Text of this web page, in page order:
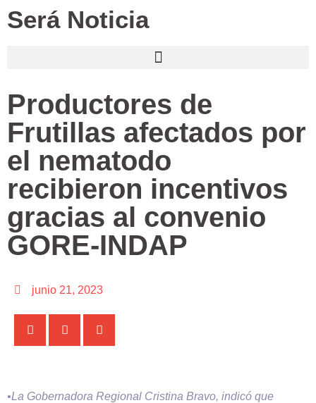
Será Noticia
Productores de
Frutillas afectados por
el nematodo
recibieron incentivos
gracias al convenio
GORE-INDAP
junio 21, 2023
•La Gobernadora Regional Cristina Bravo, indicó que